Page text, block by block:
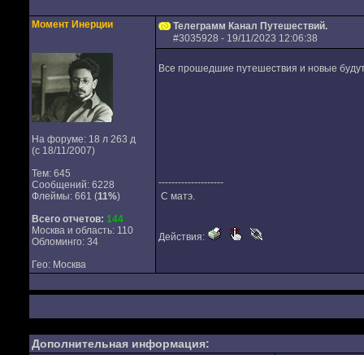
Момент Инерции
На форуме: 18 л 263 д
(с 18/11/2007)
Тем: 645
Сообщений: 6228
Флеймы: 661 (11%)
Всего отчетов: 144
Москва и область: 110
Обломинго: 34
Гео: Москва
Телеграмм Канал Путешествий.
#3035928 - 19/11/2023 12:06:38
Все прошедшие путешествия и новые
--------------------
С матэ.
Действия:
Дополнительная информация: